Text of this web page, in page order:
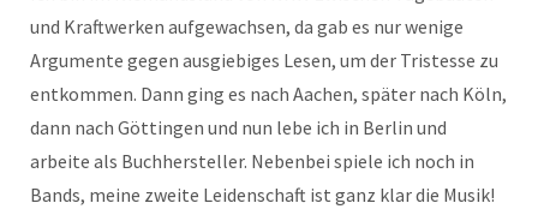
und Kraftwerken aufgewachsen, da gab es nur wenige
Argumente gegen ausgiebiges Lesen, um der Tristesse zu
entkommen. Dann ging es nach Aachen, später nach Köln,
dann nach Göttingen und nun lebe ich in Berlin und
arbeite als Buchhersteller. Nebenbei spiele ich noch in
Bands, meine zweite Leidenschaft ist ganz klar die Musik!